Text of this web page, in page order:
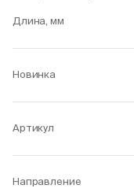
Длина, мм
Новинка
Артикул
Направление